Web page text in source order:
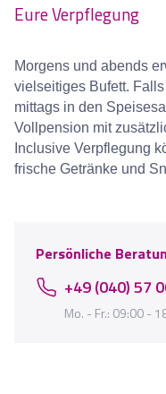
Eure Verpflegung
Morgens und abends
vielseitiges Bufett.
mittags in den
Vollpension mit
Inclusive Verpflegung
frische Getränke und
Persönliche
+49 (040) 57
Mo. - Fr.: 09:00 -